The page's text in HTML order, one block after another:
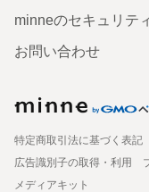
minneのセキュリテ
お問い合わせ
特定商取引法に基づく表記
広告識別子の取得・利用
メディアキット